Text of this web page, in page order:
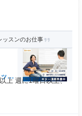
スンのお仕事
ス
上 週に1曜日以上、